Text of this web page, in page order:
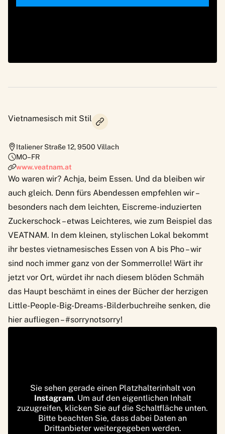
Vietnamesisch mit Stil
Italiener Straße 12,9500 Villach
MO–FR
www.veatnam.at
Wo waren wir? Achja, beim Essen. Und da bleiben wir
auch gleich. Denn fürs Abendessen empfehlen wir –
besonders nach dem leichten, Eiscreme-induzierten
Zuckerschock – etwas Leichteres, wie zum Beispiel das
VEATNAM. In dem kleinen, stylischen Lokal bekommt
ihr bestes vietnamesisches Essen von A bis Pho – wir
sind noch immer ganz von der Sommerrolle! Wärt ihr
jetzt vor Ort, würdet ihr nach diesem blöden Schmäh
das Haupt beschämt in eines der Bücher der herzigen
Little-People-Big-Dreams-Bilderbuchreihe senken, die
hier aufliegen – #sorrynotsorry!
Sie sehen gerade einen Platzhalterinhalt von
Instagram. Um auf den eigentlichen Inhalt
zuzugreifen, klicken Sie auf die Schaltfläche unten.
Bitte beachten Sie, dass dabei Daten an
Drittanbieter weitergegeben werden.